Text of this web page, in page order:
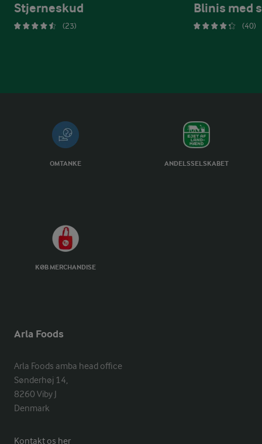
Stjerneskud
(23)
Blinis med
(40)
OMTANKE ANDELSSELSKABET
KØB MERCHANDISE
Arla Foods
Arla Foods amba head office
Sønderhøj 14,
8260 Viby J
Denmark
Kontakt os her